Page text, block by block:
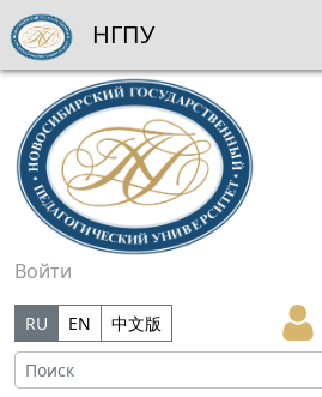
Войти
RU EN 中文版
НГПУ